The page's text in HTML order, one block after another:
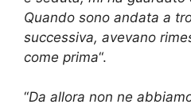
Quando sono andata a
successiva, avevano
come prima“.
“Da allora non ne